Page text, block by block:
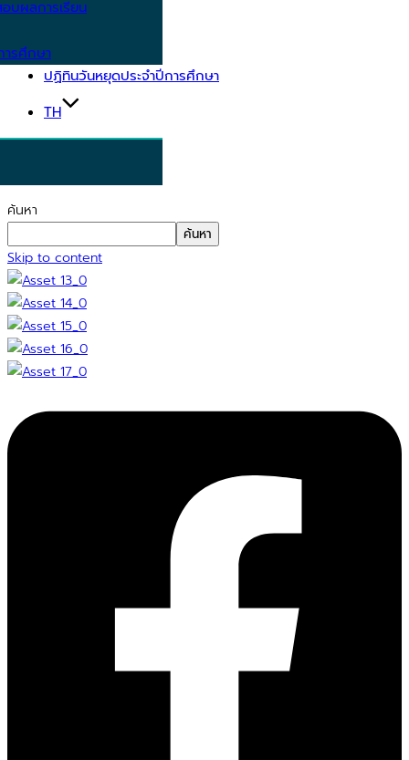
บผลการเรียน
รศึกษา
ปฏิทินวันหยุดประจำปีการศึกษา
TH
ค้นหา
ค้นหา
Skip to content